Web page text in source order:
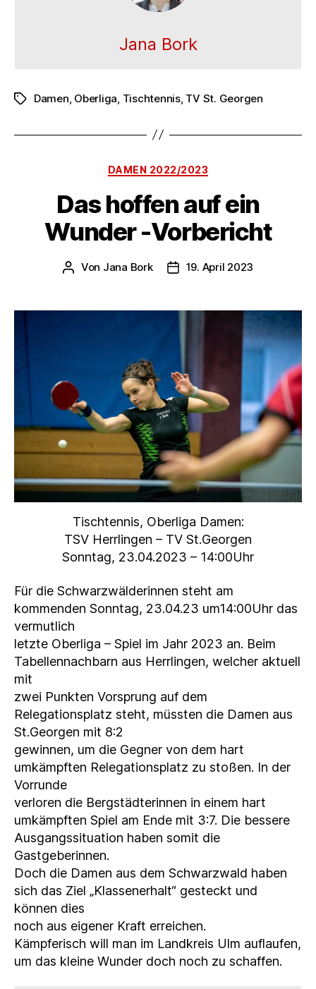
Jana Bork
Schlagwörter
Damen Oberliga Tischtennis, TV St. Georgen
Kategorien
DAMEN 2022/2023
Das hoffen auf ein
Wunder -Vorbericht
Beitragsautor
Von Jana Bork Veröffentlichungsdatum
19. April 2023
Tischtennis, Oberliga Damen:
TSV Herrlingen – TV St.Georgen
Sonntag, 23.04.2023 – 14:00Uhr
Für die Schwarzwälderinnen steht am
kommenden Sonntag, 23.04.23 um14:00Uhr das
vermutlich
letzte Oberliga – Spiel im Jahr 2023 an. Beim
Tabellennachbarn aus Herrlingen, welcher aktuell
mit
zwei Punkten Vorsprung auf dem
Relegationsplatz steht, müssten die Damen aus
St.Georgen mit 8:2
gewinnen, um die Gegner von dem hart
umkämpften Relegationsplatz zu stoßen. In der
Vorrunde
verloren die Bergstädterinnen in einem hart
umkämpften Spiel am Ende mit 3:7. Die bessere
Ausgangssituation haben somit die
Gastgeberinnen.
Doch die Damen aus dem Schwarzwald haben
sich das Ziel „Klassenerhalt“ gesteckt und
können dies
noch aus eigener Kraft erreichen.
Kämpferisch will man im Landkreis Ulm auflaufen,
um das kleine Wunder doch noch zu schaffen.